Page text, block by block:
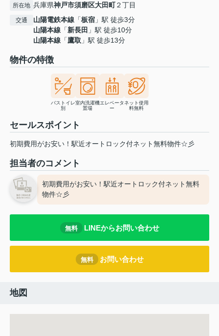
所在地 兵庫県神戸市須磨区大田町２丁目
交通 山陽電鉄本線 「板宿 」駅 徒歩3分
山陽本線 「新長田 」駅 徒歩10分
山陽本線 「鷹取 」駅 徒歩13分
物件の特徴
バストイレ
別
室内洗濯機
置場
エレベータ
ー
ネット使用
料無料
セールスポイント
初期費用がお安い！駅近オートロック付ネット無料物件☆彡
担当者のコメント
初期費用がお安い！駅近オートロック付ネット無料
物件☆彡
無料 LINEからお問い合わせ
無料 お問い合わせ
地図